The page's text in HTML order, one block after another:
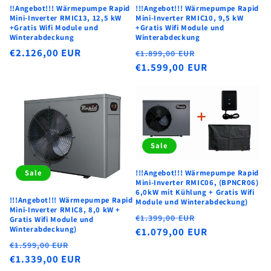
i
e
:
!!Angebot!!! Wärmepumpe Rapid
Mini-Inverter RMIC13, 12,5 kW
+Gratis Wifi Module und
Winterabdeckung
Normaler
€2.126,00 EUR
!!!Angebot!!! Wärmepumpe Rapid
Mini-Inverter RMIC10, 9,5 kW
+Gratis Wifi Module und
Winterabdeckung
Normaler
Preis
€1.899,00 EUR
€1.599,00 EUR
Sale
!!!Angebot!!! Wärmepumpe Rapid
Mini-Inverter RMIC8, 8,0 kW +
Gratis Wifi Module und
Winterabdeckung)
Normaler
Preis
€1.599,00 EUR
€1.339,00 EUR
Sale
!!!Angebot!!! Wärmepumpe Rapid
Mini-Inverter RMIC06, (BPNCR06)
6,0kW mit Kühlung + Gratis Wifi
Module und Winterabdeckung)
Normaler
Preis
€1.399,00 EUR
€1.079,00 EUR